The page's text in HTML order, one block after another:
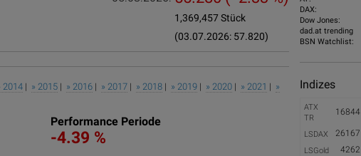
1,369,457 Stück
(03.07.2026: 57.820)
2014 | » 2015 | » 2016 | » 2017 | » 2018 | » 2019 | » 2020 | » 2021 | »
Performance Periode
-4.39 %
DAX:
Dow Jones:
dad.at trending
BSN Watchlist:
Indizes
ATX
TR
16844
LSDAX 26167
LSGold 4262